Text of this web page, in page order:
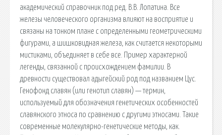
академический справочник под ред. В.В. Лопатина. Все
железы человеческого организма влияют на восприятие и
связаны на тонком плане с определенными геометрическими
фигурами, а шишковидная железа, как считается некоторыми
мистиками, объединяет в себе все. Пример характерной
легенды, связанной с происхождением фамилии. В
древности существовал адыгейский род под названием Цус.
Генофонд славян (или генотип славян) — термин,
используемый для обозначения генетических особенностей
славянского этноса по сравнению с другими этносами. Такие
современные молекулярно-генетические методы, как.